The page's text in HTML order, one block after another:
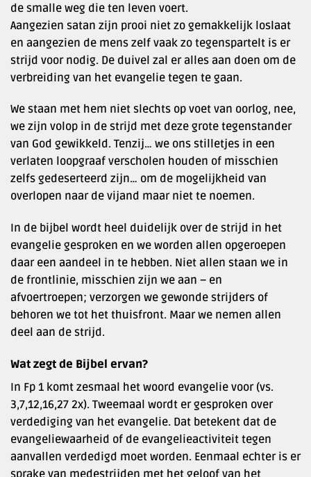
de smalle weg die ten leven voert.
Aangezien satan zijn prooi niet zo gemakkelijk loslaat
en aangezien de mens zelf vaak zo tegenspartelt is er
strijd voor nodig. De duivel zal er alles aan doen om de
verbreiding van het evangelie tegen te gaan.
We staan met hem niet slechts op voet van oorlog, nee,
we zijn volop in de strijd met deze grote tegenstander
van God gewikkeld. Tenzij… we ons stilletjes in een
verlaten loopgraaf verscholen houden of misschien
zelfs gedeserteerd zijn… om de mogelijkheid van
overlopen naar de vijand maar niet te noemen.
In de bijbel wordt heel duidelijk over de strijd in het
evangelie gesproken en we worden allen opgeroepen
daar een aandeel in te hebben. Niet allen staan we in
de frontlinie, misschien zijn we aan – en
afvoertroepen; verzorgen we gewonde strijders of
behoren we tot het thuisfront. Maar we nemen allen
deel aan de strijd.
Wat zegt de Bijbel ervan?
In Fp 1 komt zesmaal het woord evangelie voor (vs.
3,7,12,16,27 2x). Tweemaal wordt er gesproken over
verdediging van het evangelie. Dat betekent dat de
evangeliewaarheid of de evangelieactiviteit tegen
aanvallen verdedigd moet worden. Eenmaal echter is er
sprake van medestrijden met het geloof van het